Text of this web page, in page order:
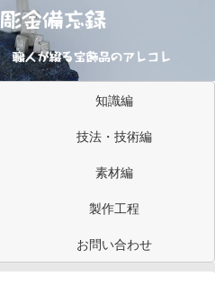
知識編
技法・技術編
素材編
製作工程
お問い合わせ